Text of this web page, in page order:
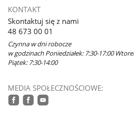
KONTAKT
Skontaktuj się z nami
48 673 00 01
Czynna w dni robocze
w godzinach Poniedziałek: 7:30-17:00
Piątek: 7:30-14:00
MEDIA SPOŁECZNOŚCIOWE: